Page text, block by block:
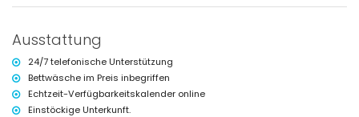
zweitnächster Flughafen: Alicante (> 100 Kilometer)
und Zug innerhalb von 15 Kilometern
Rauchen nicht erlaubt
Haustiere sind nicht erlaubt
Die Unterkunft ist sehr gut für Familien mit Kindern geeignet
Ausstattung
24/7 telefonische Unterstützung
Bettwäsche im Preis inbegriffen
Echtzeit-Verfügbarkeitskalender online
Einstöckige Unterkunft.